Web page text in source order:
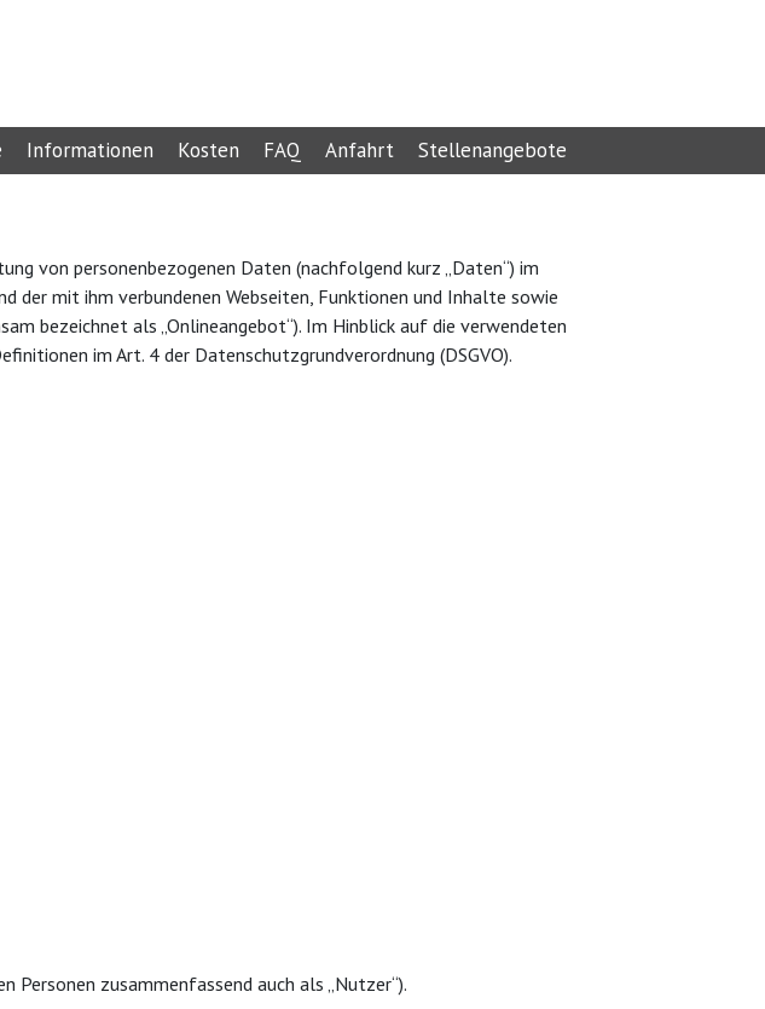
Informationen Kosten FAQ Anfahrt Stellenangebote
von personenbezogenen Daten (nachfolgend kurz „Daten“) im
der mit ihm verbundenen Webseiten, Funktionen und Inhalte sowie
bezeichnet als „Onlineangebot“). Im Hinblick auf die verwendeten
im Art. 4 der Datenschutzgrundverordnung (DSGVO).
zusammenfassend auch als „Nutzer“).